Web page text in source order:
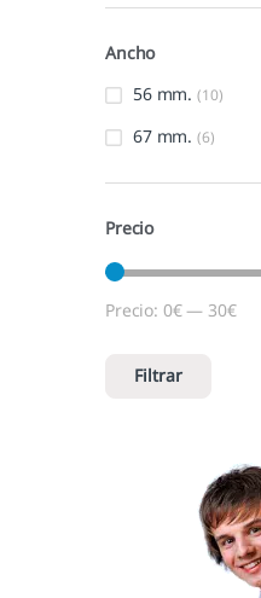
Ancho
56 mm. (10)
67 mm. (6)
Precio
Precio mínimo
Precio máximo
Filtrar
Precio: 0€— 30€